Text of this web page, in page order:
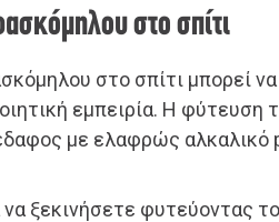
στο σπίτι
στο σπίτι μπορεί να
εμπειρία. Η φύτευση
με ελαφρώς αλκαλικό
ξεκινήσετε φυτεύοντας